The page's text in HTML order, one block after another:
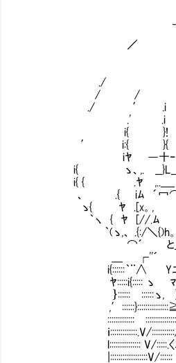
γ :::::>''"ﾟ~￣
_」
／
＼
＼
./ ~'' _
/ / ィi〔ﾆ
./ ′ .i ﾄ, ﾔ
.' .i √丶
i{ }! i| 丶
′ i:{ }{ i il _丶
iﾔ ―十ｰ ‐ :i i.{ ﾞ ﾔ. ]ii}
i{ ゝ、,. __}L__ ＿」
i{ { .ﾔ ,..____ 、、
、 .{ iﾑ ´冖⌒´ 、 ￣´ ﾑ
ゝ{ ﾔ .[x。, 八
｀ヽ { ﾔ [//.ﾑ _ _ ,ｲﾉ
｀(ゝ,、 .{:/＼{)h。,.___
⌒´ と__r-‐ }!::::::::::::::::.
＿ ┌''´ 〈┌‐
i{::::::｀¨∧ Yﾆﾆ〈 .ｧ仆
ﾔ:::::i{::::: ゝ ﾏﾆﾆし_」
｝::::::Ⅶ::::::ゝ, }ﾆﾆニ
,′::::::}:::::::::::::::≧┐‐彡
:::::::::::::Ⅶ::::::::::::::: /ﾆニ
ｉ:::::::::::::.V/:::::::::::/ﾆニ.八
l::::::::::::::: V/:::::.〈ﾆﾆY ⌒
|::::::::::::::::::V/:::::: ７ﾆ 、 .